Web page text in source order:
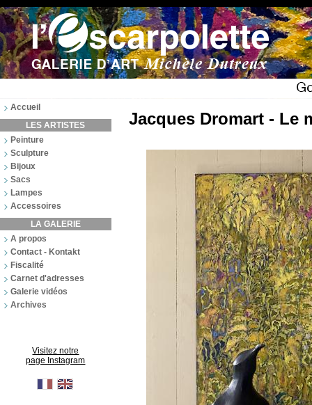
Accueil
LES ARTISTES
Peinture
Sculpture
Bijoux
Sacs
Lampes
Accessoires
LA GALERIE
A propos
Contact - Kontakt
Fiscalité
Carnet d'adresses
Galerie vidéos
Archives
Visitez notre
page Instagram
Jacques Dromart - Le